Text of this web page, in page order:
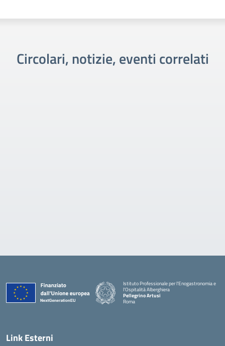
Circolari, notizie, eventi correlati
Istituto Professionale per l'Enogastronomia e
l'Ospitalità Alberghiera
Pellegrino Artusi
Roma
Link Esterni